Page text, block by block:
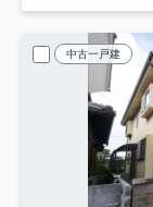
中古一戸建